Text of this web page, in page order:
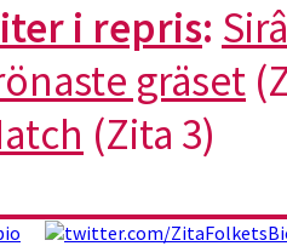
i repris:
gräset
(Zita 3)